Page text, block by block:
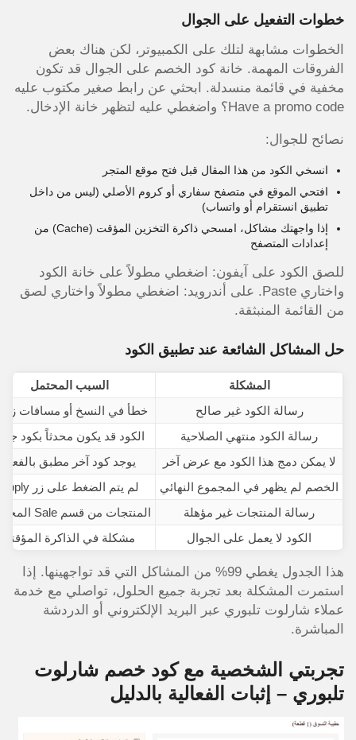
خطوات التفعيل على الجوال
الخطوات مشابهة لتلك على الكمبيوتر، لكن هناك بعض
الفروقات المهمة. خانة كود الخصم على الجوال قد تكون
مخفية في قائمة منسدلة. ابحثي عن رابط صغير مكتوب عليه
Have a promo code؟ واضغطي عليه لتظهر خانة الإدخال.
نصائح للجوال:
انسخي الكود من هذا المقال قبل فتح موقع المتجر
افتحي الموقع في متصفح سفاري أو كروم الأصلي (ليس من داخل
تطبيق انستقرام أو واتساب)
إذا واجهتك مشاكل، امسحي ذاكرة التخزين المؤقت (Cache) من
إعدادات المتصفح
للصق الكود على آيفون: اضغطي مطولاً على خانة الكود
واختاري Paste. على أندرويد: اضغطي مطولاً واختاري لصق
من القائمة المنبثقة.
حل المشاكل الشائعة عند تطبيق الكود
المشكلة
السبب المحتمل
رسالة الكود غير صالح
خطأ في النسخ أو مسافات
رسالة الكود منتهي الصلاحية
الكود قد يكون محدثاً بكود
لا يمكن دمج هذا الكود مع عرض آخر
يوجد كود آخر مطبق بالفعل
الخصم لم يظهر في المجموع النهائي
لم يتم الضغط على زر Apply
رسالة المنتجات غير مؤهلة
المنتجات من قسم Sale المخفض
الكود لا يعمل على الجوال
مشكلة في الذاكرة المؤقتة
هذا الجدول يغطي 99% من المشاكل التي قد تواجهينها. إذا
استمرت المشكلة بعد تجربة جميع الحلول، تواصلي مع خدمة
عملاء شارلوت تلبوري عبر البريد الإلكتروني أو الدردشة
المباشرة.
تجربتي الشخصية مع كود خصم شارلوت
تلبوري – إثبات الفعالية بالدليل